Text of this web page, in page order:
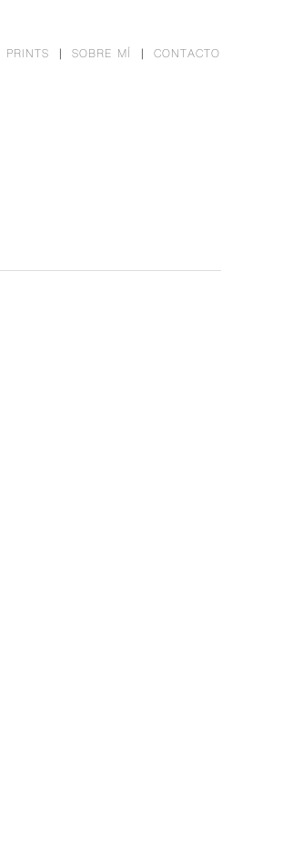
PRINTS SOBRE MÍ CONTACTO